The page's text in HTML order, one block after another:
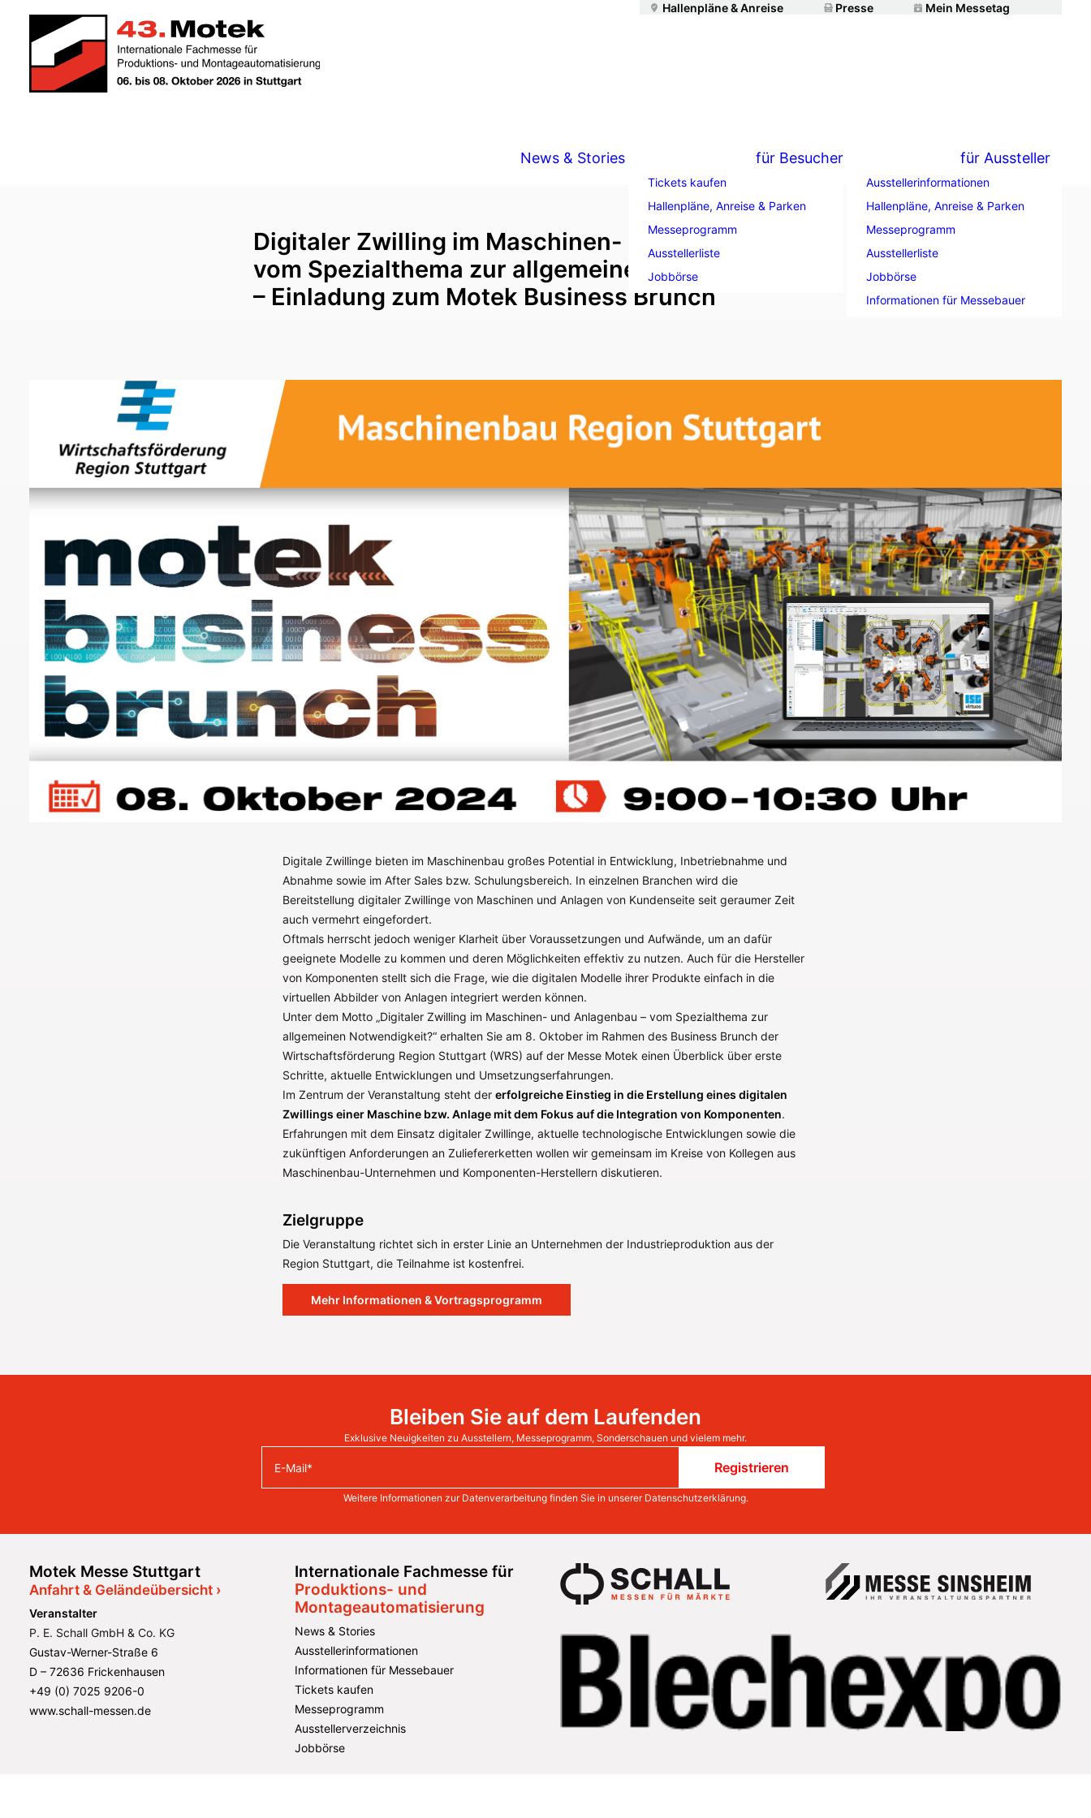
Hallenpläne & Anreise Presse Mein Messetag
News & Stories für Besucher
Tickets kaufen
Hallenpläne, Anreise & Parken
Messeprogramm
Ausstellerliste
Jobbörse
für Aussteller
Ausstellerinformationen
Hallenpläne, Anreise & Parken
Messeprogramm
Ausstellerliste
Jobbörse
Informationen für Messebauer
Digitaler Zwilling im Maschinen- und Anlagenbau –
vom Spezialthema zur allgemeinen Notwendigkeit
– Einladung zum Motek Business Brunch
Digitale Zwillinge bieten im Maschinenbau großes Potential in Entwicklung, Inbetriebnahme und
Abnahme sowie im After Sales bzw. Schulungsbereich. In einzelnen Branchen wird die
Bereitstellung digitaler Zwillinge von Maschinen und Anlagen von Kundenseite seit geraumer Zeit
auch vermehrt eingefordert.
Oftmals herrscht jedoch weniger Klarheit über Voraussetzungen und Aufwände, um an dafür
geeignete Modelle zu kommen und deren Möglichkeiten effektiv zu nutzen. Auch für die Hersteller
von Komponenten stellt sich die Frage, wie die digitalen Modelle ihrer Produkte einfach in die
virtuellen Abbilder von Anlagen integriert werden können.
Unter dem Motto „Digitaler Zwilling im Maschinen- und Anlagenbau – vom Spezialthema zur
allgemeinen Notwendigkeit?“ erhalten Sie am 8. Oktober im Rahmen des Business Brunch der
Wirtschaftsförderung Region Stuttgart (WRS) auf der Messe Motek einen Überblick über erste
Schritte, aktuelle Entwicklungen und Umsetzungserfahrungen.
Im Zentrum der Veranstaltung steht der erfolgreiche Einstieg in die Erstellung eines digitalen
Zwillings einer Maschine bzw. Anlage mit dem Fokus auf die Integration von Komponenten.
Erfahrungen mit dem Einsatz digitaler Zwillinge, aktuelle technologische Entwicklungen sowie die
zukünftigen Anforderungen an Zuliefererketten wollen wir gemeinsam im Kreise von Kollegen aus
Maschinenbau-Unternehmen und Komponenten-Herstellern diskutieren.
Zielgruppe
Die Veranstaltung richtet sich in erster Linie an Unternehmen der Industrieproduktion aus der
Region Stuttgart, die Teilnahme ist kostenfrei.
Mehr Informationen & Vortragsprogramm
Bleiben Sie auf dem Laufenden
Exklusive Neuigkeiten zu Ausstellern, Messeprogramm, Sonderschauen und vielem mehr.
Registrieren
Weitere Informationen zur Datenverarbeitung finden Sie in unserer Datenschutzerklärung.
Motek Messe Stuttgart
Anfahrt & Geländeübersicht ›
Veranstalter
P. E. Schall GmbH & Co. KG
Gustav-Werner-Straße 6
D – 72636 Frickenhausen
+49 (0) 7025 9206-0
www.schall-messen.de
Internationale Fachmesse für
Produktions- und
Montageautomatisierung
News & Stories
Ausstellerinformationen
Informationen für Messebauer
Tickets kaufen
Messeprogramm
Ausstellerverzeichnis
Jobbörse